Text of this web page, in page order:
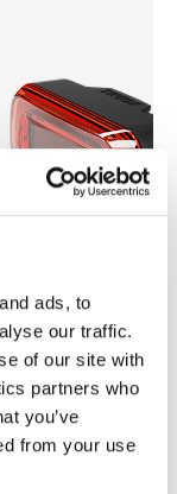
ads, to
our traffic.
of our site with
partners who
you’ve
from your use
2